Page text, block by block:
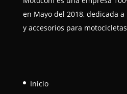
en Mayo del 2018, dedicada
y accesorios para
Inicio